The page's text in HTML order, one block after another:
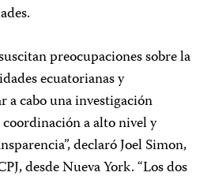
preocupaciones sobre la
ecuatorianas y
a cabo una investigación
a alto nivel y
declaró Joel Simon,
desde Nueva York. “Los dos